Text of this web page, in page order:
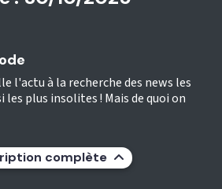
l'actu à la recherche des news les
les plus insolites ! Mais de quoi on
complète